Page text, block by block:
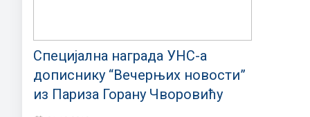
Специјална награда УНС-а
дописнику “Вечерњих новости”
из Париза Горану Чворовићу